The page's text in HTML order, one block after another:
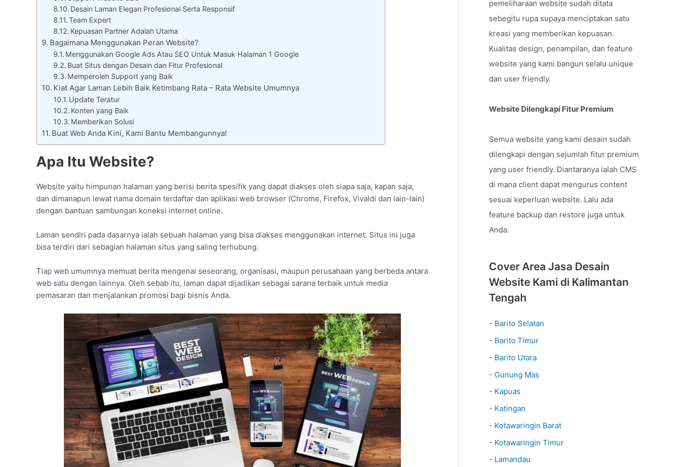
Desain Laman Elegan Profesional Serta Responsif
Team Expert
Kepuasan Partner Adalah Utama
Bagaimana Menggunakan Peran Website?
Menggunakan Google Ads Atau SEO Untuk Masuk Halaman 1 Google
Buat Situs dengan Desain dan Fitur Profesional
Memperoleh Support yang Baik
Kiat Agar Laman Lebih Baik Ketimbang Rata – Rata Website Umumnya
Update Teratur
Konten yang Baik
Memberikan Solusi
Buat Web Anda Kini, Kami Bantu Membangunnya!
Apa Itu Website?
Website yaitu himpunan halaman yang berisi berita spesifik yang dapat diakses oleh siapa saja, kapan saja,
dan dimanapun lewat nama domain terdaftar dan aplikasi web browser (Chrome, Firefox, Vivaldi dan lain-lain)
dengan bantuan sambungan koneksi internet online.
Laman sendiri pada dasarnya ialah sebuah halaman yang bisa diakses menggunakan internet. Situs ini juga
bisa terdiri dari sebagian halaman situs yang saling terhubung.
Tiap web umumnya memuat berita mengenai seseorang, organisasi, maupun perusahaan yang berbeda antara
web satu dengan lainnya. Oleh sebab itu, laman dapat dijadikan sebagai sarana terbaik untuk media
pemasaran dan menjalankan promosi bagi bisnis Anda.
pemeliharaan website sudah ditata
sebegitu rupa supaya menciptakan satu
kreasi yang memberikan kepuasan.
Kualitas design, penampilan, dan feature
website yang kami bangun selalu unique
dan user friendly.
Website Dilengkapi Fitur Premium
Semua website yang kami desain sudah
dilengkapi dengan sejumlah fitur premium
yang user friendly. Diantaranya ialah CMS
di mana client dapat mengurus content
sesuai keperluan website. Lalu ada
feature backup dan restore juga untuk
Anda.
Cover Area Jasa Desain
Website Kami di Kalimantan
Tengah
- Barito Selatan
- Barito Timur
- Barito Utara
- Gunung Mas
- Kapuas
- Katingan
- Kotawaringin Barat
- Kotawaringin Timur
- Lamandau